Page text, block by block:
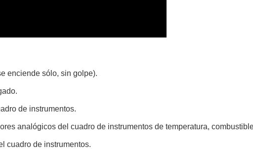
enciende sólo, sin golpe).
de instrumentos.
analógicos del cuadro de instrumentos de temperatura,
cuadro de instrumentos.